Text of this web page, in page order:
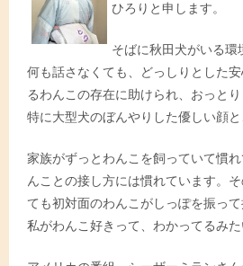
ひろりと申します。
そばに秋田犬がいる環
何も話さなくても、どっしりとした
るわんこの存在に助けられ、おっとり
特に大型犬のぼんやりした優しい顔と
家族がずっとわんこを飼っていて慣
んことの接し方には慣れています。
ても初対面のわんこがしっぽを振って
私がわんこ好きって、わかってるみた